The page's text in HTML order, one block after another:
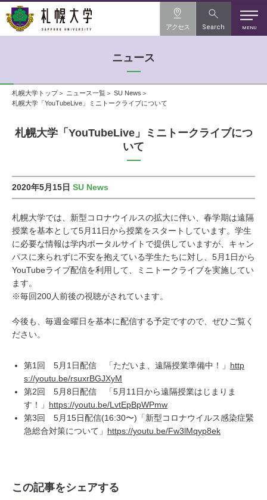
MENU
アクセス Search
ニュース
札幌大学トップ ニュース一覧
SU News
札幌大学「YouTubeLive」ミニトークライブについて
札幌大学「YouTubeLive」ミニトークライブにつ
いて
2020年5月15日 SU News
札幌大学では、新型コロナウイルスの拡大に伴い、春学期は遠隔
授業を基本として5月11日から授業をスタートしています。学生
に必要な情報は学内ポータルサイトで提供していますが、キャン
パスに来られずに不安を抱えている学生たちに対し、5月1日から
YouTubeライブ配信を利用して、ミニトークライブを実施してい
ます。
※毎回200人前後の視聴がされています。
今後も、毎週金曜日を基本に配信する予定ですので、ぜひご覧く
ださい。
第1回 5月1日配信 「ただいま、遠隔授業準備中！」 http
s://youtu.be/rsuxrBGJXyM
第2回 5月8日配信 「5月11日から遠隔授業はじまりま
す！」 https://youtu.be/LvtEpBpWPmw
第3回 5月15日配信(16:30〜)「新型コロナウイルス感染症緊
急総合対策について」 https://youtu.be/Fw3lMqyp8ek
この記事をシェアする